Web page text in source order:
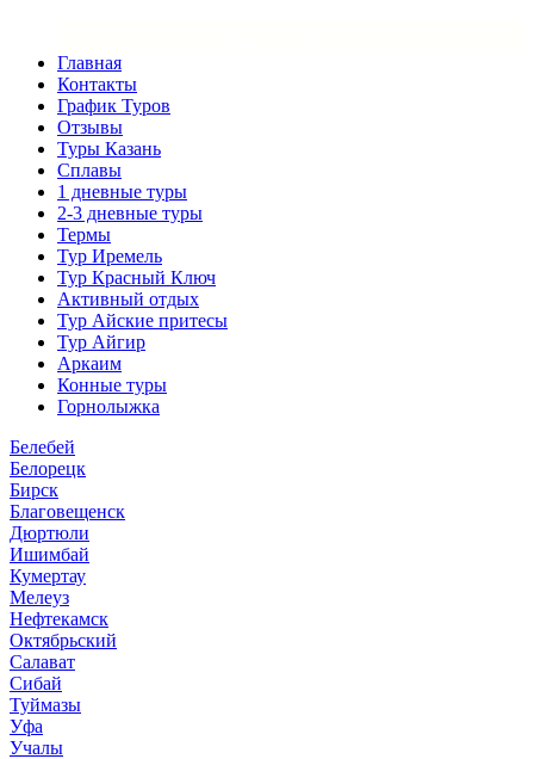
Главная
Контакты
График Туров
Отзывы
Туры Казань
Сплавы
1 дневные туры
2-3 дневные туры
Термы
Тур Иремель
Тур Красный Ключ
Активный отдых
Тур Айские притесы
Тур Айгир
Аркаим
Конные туры
Горнолыжка
Белебей
Белорецк
Бирск
Благовещенск
Дюртюли
Ишимбай
Кумертау
Мелеуз
Нефтекамск
Октябрьский
Салават
Сибай
Туймазы
Уфа
Учалы